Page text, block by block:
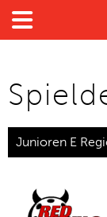

Junioren E